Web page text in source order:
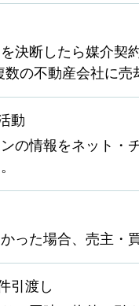
決断したら媒介契
の不動産会社に売
動
の情報をネット・
った場合、売主・
引渡し